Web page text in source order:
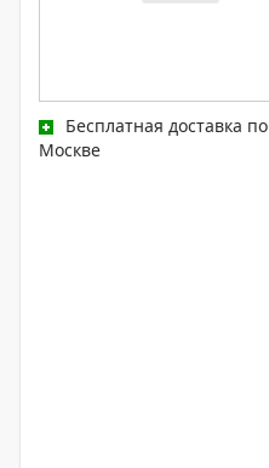
Бесплатная доставка по
Москве